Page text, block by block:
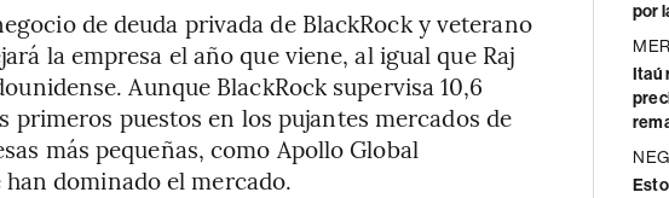
de deuda privada de BlackRock y veterano
la empresa el año que viene, al igual que Raj
Aunque BlackRock supervisa 10,6
primeros puestos en los pujantes mercados de
más pequeñas, como Apollo Global
dominado el mercado.
por
Itaú